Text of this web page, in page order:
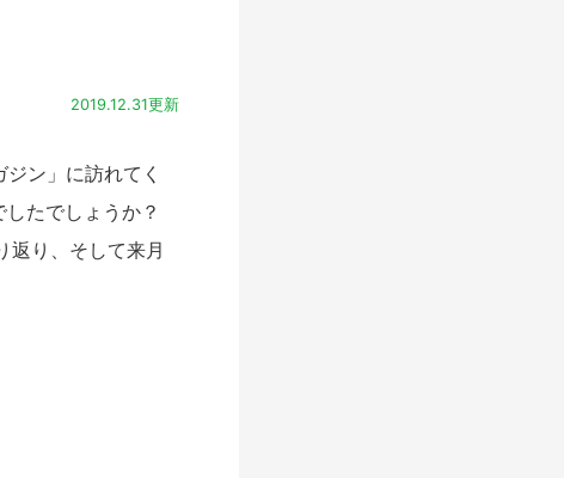
2019.12.31更新
ン」に訪れてく
したでしょうか？
返り、そして来月